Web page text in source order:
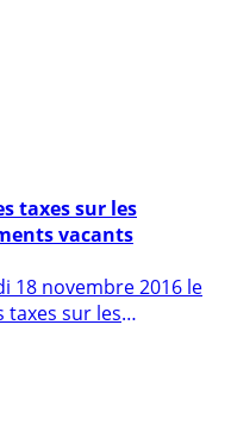
vacants
18 novembre 2016 le
sur les